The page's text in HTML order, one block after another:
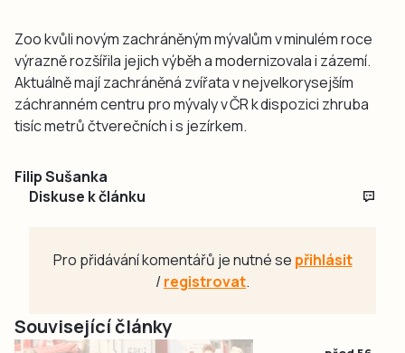
Zoo kvůli novým zachráněným mývalům v minulém roce
výrazně rozšířila jejich výběh a modernizovala i zázemí.
Aktuálně mají zachráněná zvířata v nejvelkorysejším
záchranném centru pro mývaly v ČR k dispozici zhruba
tisíc metrů čtverečních i s jezírkem.
Filip Sušanka
Diskuse k článku
Pro přidávání komentářů je nutné se přihlásit
/registrovat.
Související články